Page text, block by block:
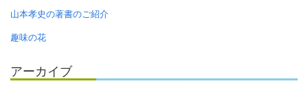
山本孝史の著書のご紹介
趣味の花
アーカイブ